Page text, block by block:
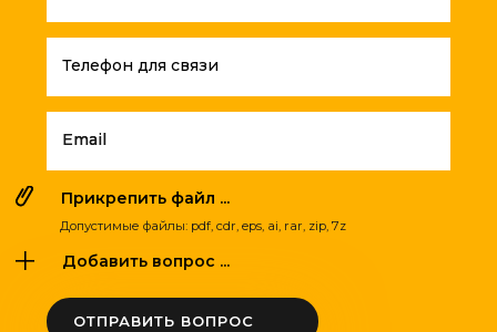
Телефон для связи
Email
Прикрепить файл ...
Допустимые файлы: pdf, cdr, eps, ai, rar, zip, 7z
Добавить вопрос ...
ОТПРАВИТЬ ВОПРОС